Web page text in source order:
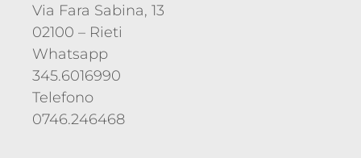
Via Fara Sabina, 13
02100 – Rieti
Whatsapp
345.6016990
Telefono
0746.246468